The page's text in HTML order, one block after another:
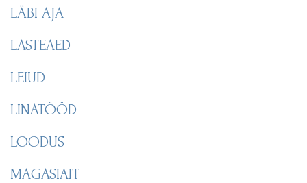
LÄBI AJA
LASTEAED
LEIUD
LINATÖÖD
LOODUS
MAGASIAIT